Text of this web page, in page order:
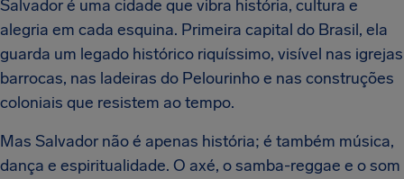
Salvador é uma cidade que vibra história, cultura e
alegria em cada esquina. Primeira capital do Brasil, ela
guarda um legado histórico riquíssimo, visível nas igrejas
barrocas, nas ladeiras do Pelourinho e nas construções
coloniais que resistem ao tempo.
Mas Salvador não é apenas história; é também música,
dança e espiritualidade. O axé, o samba-reggae e o som